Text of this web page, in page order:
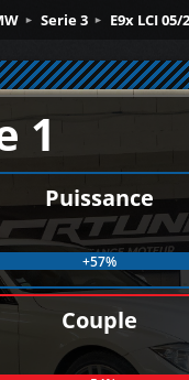
Serie 3 E9x LCI 05/
1
Puissance
+57%
Couple